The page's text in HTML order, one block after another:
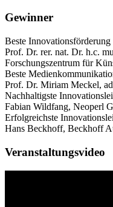
Gewinner
Beste Innovationsförderung
Prof. Dr. rer. nat. Dr. h.c.
Forschungszentrum für
Beste
Prof. Dr. Miriam Meckel,
Nachhaltigste
Fabian Wildfang, Neoperl
Erfolgreichste
Hans Beckhoff, Beckhoff
Veranstaltungsvideo